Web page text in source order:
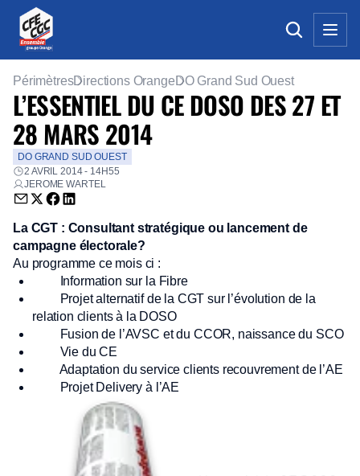
PérimètresDirections Orange DO Grand Sud Ouest
L’ESSENTIEL DU CE DOSO DES 27 ET
28 MARS 2014
DO GRAND SUD OUEST
2 AVRIL 2014 - 14H55
JEROME WARTEL
Envoyer par email (nouvelle fenêtre)
Partager sur Twitter (nouvelle fenêtre)
Partager sur Facebook (nouvelle fenêtre)
Partager sur LinkedIn (nouvelle fenêtre)
La CGT : Consultant stratégique ou lancement de
campagne électorale?
Au programme ce mois ci :
Information sur la Fibre
Projet alternatif de la CGT sur l’évolution de la
relation clients à la DOSO
Fusion de l’AVSC et du CCOR, naissance du SCO
Vie du CE
Adaptation du service clients recouvrement de l’AE
Projet Delivery à l’AE